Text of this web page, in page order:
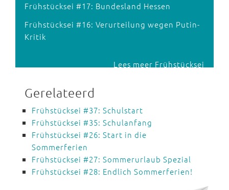
Frühstücksei #17: Bundesland Hessen
Frühstücksei #16: Verurteilung wegen Putin-
Kritik
Lees meer Frühstücksei
Gerelateerd
Frühstücksei #37: Schulstart
Frühstücksei #35: Schulanfang
Frühstücksei #26: Start in die
Sommerferien
Frühstücksei #27: Sommerurlaub Spezial
Frühstücksei #28: Endlich Sommerferien!